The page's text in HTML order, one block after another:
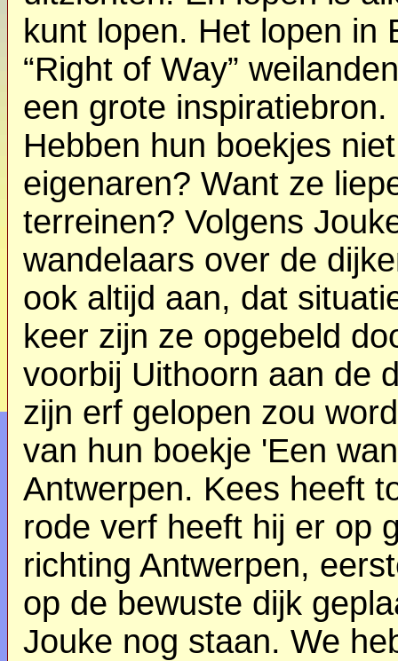
kunt lopen. Het lopen in
“Right of Way”
een grote inspiratiebron.
Hebben hun boekjes
eigenaren? Want ze
terreinen? Volgens
wandelaars over de
ook altijd aan, dat
keer zijn ze opgebeld
voorbij Uithoorn aan de
zijn erf gelopen zou
van hun boekje 'Een
Antwerpen. Kees heeft
rode verf heeft hij er op
richting Antwerpen,
op de bewuste dijk
Jouke nog staan. We